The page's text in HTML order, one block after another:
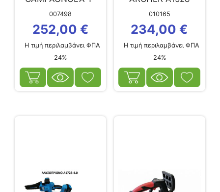
CAT M V1
007498
252,00 €
Η τιμή περιλαμβάνει ΦΠΑ
24%
(2×5.0Ah)
010165
234,00 €
Η τιμή περιλαμβάνει ΦΠΑ
24%